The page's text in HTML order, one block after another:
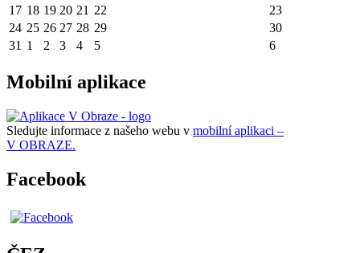
17 18 19 20 21 22
23
24 25 26 27 28 29
30
31 1 2 3 4 5 6
Mobilní aplikace
Sledujte informace z našeho webu v mobilní aplikaci –
V OBRAZE.
Facebook